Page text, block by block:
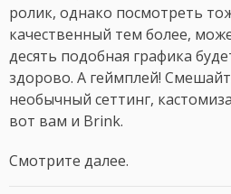
ролик, однако посмотреть
качественный тем более,
десять подобная графика
здорово. А геймплей!
необычный сеттинг,
вот вам и Brink.
Смотрите далее.